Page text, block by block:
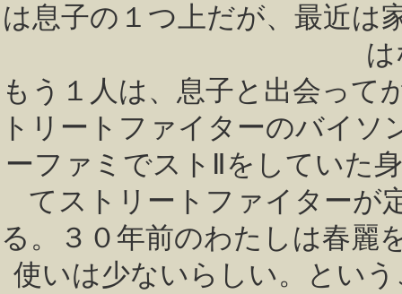
は息子の１つ上だが、最近は
もう１人は、息子と出会って
トリートファイターのバイソ
ーファミでストⅡをしていた
てストリートファイターが
る。３０年前のわたしは春麗
使いは少ないらしい。とい